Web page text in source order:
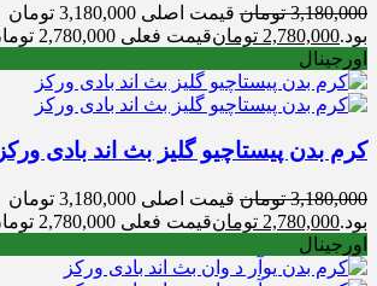
3,180,000 تومان
قیمت اصلی 3,180,000 تومان
بود.2,780,000 تومانقیمت فعلی 2,780,000 تومان است.
اورجینال
کرم بدن پیستاچیو گلیز بث اند بادی ورکز
3,180,000 تومان
قیمت اصلی 3,180,000 تومان
بود.2,780,000 تومانقیمت فعلی 2,780,000 تومان است.
اورجینال